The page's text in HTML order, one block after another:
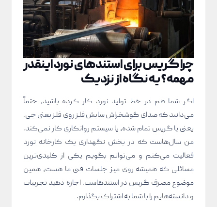
چرا گریس برای استندهای نورد اینقدر
مهمه؟ یه نگاه از نزدیک
اگر شما هم در خط تولید نورد کار کرده باشید، حتماً
می‌دانید که صدای گوشخراش سایش فلز روی فلز یعنی چی.
یعنی یا گریس تمام شده، یا سیستم روانکاری کار نمی‌کند.
من سال‌هاست که در بخش نگهداری یک کارخانه نورد
فعالیت می‌کنم و می‌توانم بگویم یکی از کلیدی‌ترین
مسائلی که همیشه روی میز جلسات فنی ما هست، همین
موضوع مصرف گریس در استندهاست. اجازه دهید تجربیات
و دانسته‌هایم را با شما به اشتراک بگذارم.